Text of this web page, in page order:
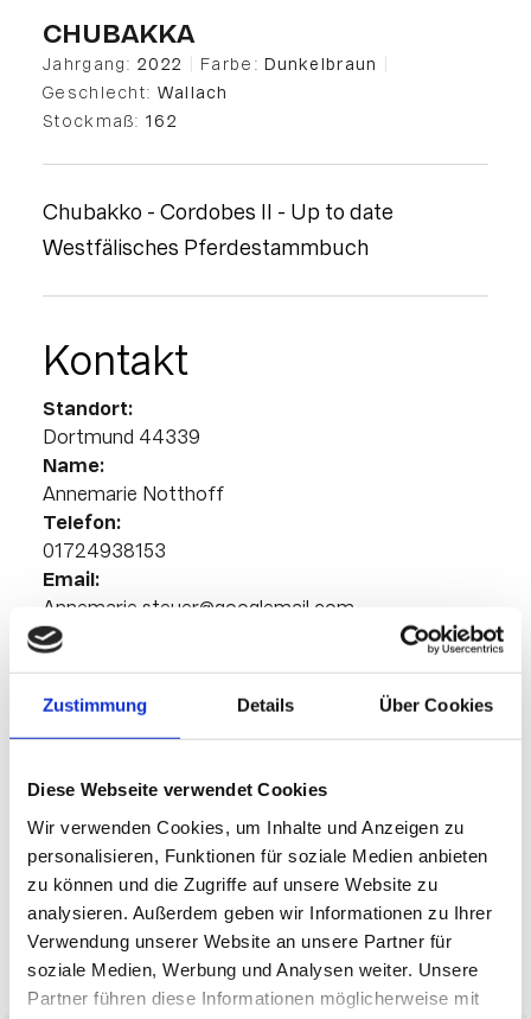
Zustimmung Details Über Cookies
Diese Webseite verwendet Cookies
Wir verwenden Cookies, um Inhalte und Anzeigen zu
personalisieren, Funktionen für soziale Medien anbieten
zu können und die Zugriffe auf unsere Website zu
analysieren. Außerdem geben wir Informationen zu Ihrer
Verwendung unserer Website an unsere Partner für
soziale Medien, Werbung und Analysen weiter. Unsere
Partner führen diese Informationen möglicherweise mit
AKTUELLES
LUDGER BEERBAUM
HENGSTSTATION
KONTAKT
CHUBAKKA
Jahrgang: 2022 Farbe:Dunkelbraun
Geschlecht: Wallach
Stockmaß: 162
Chubakko - Cordobes II - Up to date
Westfälisches Pferdestammbuch
Kontakt
Standort:
Dortmund 44339
Name:
Annemarie Notthoff
Telefon:
01724938153
Email:
Annemarie.steuer@googlemail.com
Zuchtverband:
Kurze Beschreibung
3 Jähriger Wallach, Angeritten